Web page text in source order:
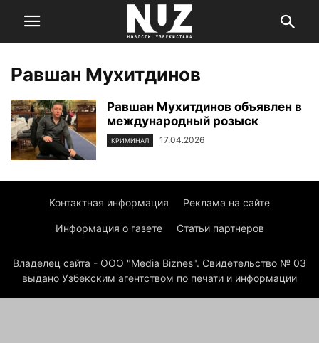
Равшан Мухитдинов
Равшан Мухитдинов объявлен в
международный розыск
КРИМИНАЛ 17.04.2026
Контактная информация Реклама на сайте
Информация о газете Статьи партнеров
Владелец сайта - ООО "Media Biznes". Свидетельство № 03
выдано Узбекским агентством по печати и информации